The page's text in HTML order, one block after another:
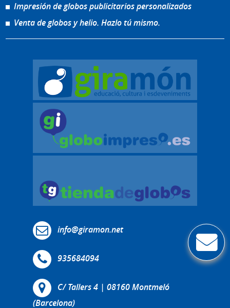
Impresión de globos publicitarios personalizados
Venta de globos y helio. Hazlo tú mismo.
info@giramon.net
935684094
C/ Tallers 4 | 08160 Montmeló
(Barcelona)